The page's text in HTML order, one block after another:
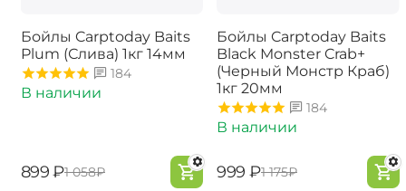
Бойлы Carptoday Baits
Plum (Слива) 1кг 14мм
184
В наличии
‍899‍ ₽‍1 058‍₽
Бойлы Carptoday Baits
Black Monster Crab+
(Черный Монстр Краб)
1кг 20мм
184
В наличии
‍999‍ ₽‍1 175‍₽